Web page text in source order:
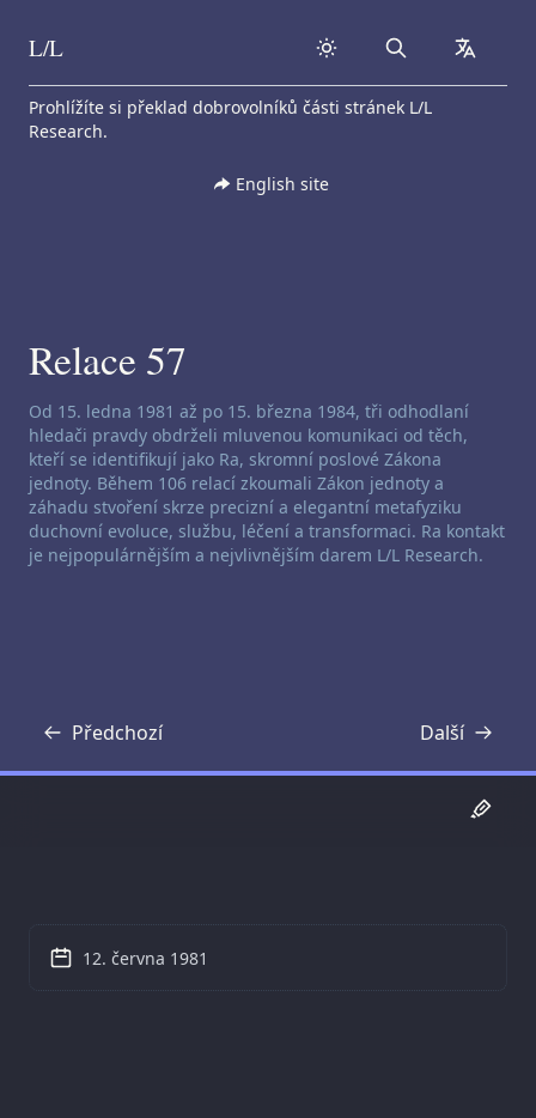
Skip to content
L/L Search
Prohlížíte si překlad dobrovolníků části stránek L/L
Research.
English site
Relace 57
Zřeknutí se odpovědnosti za channeling:
Od 15. ledna 1981 až po 15. března 1984, tři odhodlaní
hledači pravdy obdrželi mluvenou komunikaci od těch,
kteří se identifikují jako Ra, skromní poslové Zákona
jednoty. Během 106 relací zkoumali Zákon jednoty a
záhadu stvoření skrze precizní a elegantní metafyziku
duchovní evoluce, službu, léčení a transformaci. Ra kontakt
je nejpopulárnějším a nejvlivnějším darem L/L Research.
Předchozí
Přepis Další
Přepis
12. června 1981